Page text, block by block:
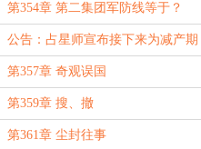
第354章 第二集团军防线等于？
公告：占星师宣布接下来为减产期
第357章 奇观误国
第359章 搜、撤
第361章 尘封往事